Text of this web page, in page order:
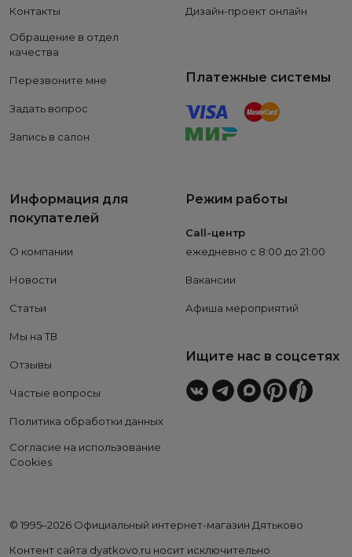
Контакты
Обращение в отдел
качества
Перезвоните мне
Задать вопрос
Запись в салон
Дизайн-проект онлайн
Платежные системы
Информация для
покупателей
О компании
Новости
Статьи
Мы на ТВ
Отзывы
Частые вопросы
Политика обработки данных
Согласие на использование
Cookies
Режим работы
Call-центр
ежедневно с 8:00 до 21:00
Вакансии
Афиша мероприятий
Ищите нас в соцсетях
© 1995–2026 Официальный интернет-магазин Дятьково
Контент сайта dyatkovo.ru носит исключительно